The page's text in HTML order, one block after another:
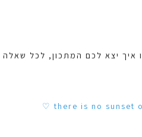
איך יצא לכם המתכון, לכל
there is no sunset